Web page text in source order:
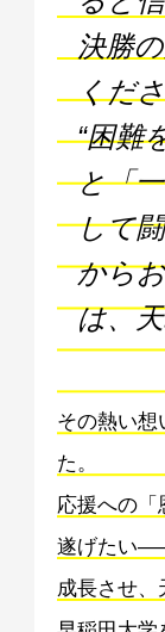
決勝
くだ
“困難
と「
して
から
は、
その熱い想
た。
応援への「
遂げたい
成長させ、